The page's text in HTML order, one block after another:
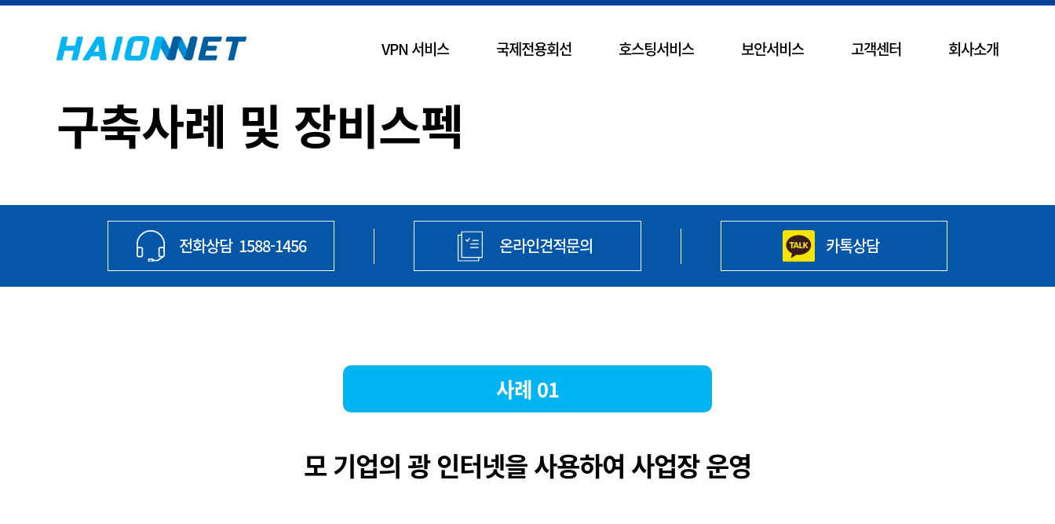
VPN 서비스 국제전용회선 호스팅서비스 보안서비스 고객센터 회사소개
구축사례 및 장비스펙
전화상담 1588-1456 온라인견적문의 카톡상담
사례 01
모 기업의 광 인터넷을 사용하여 사업장 운영